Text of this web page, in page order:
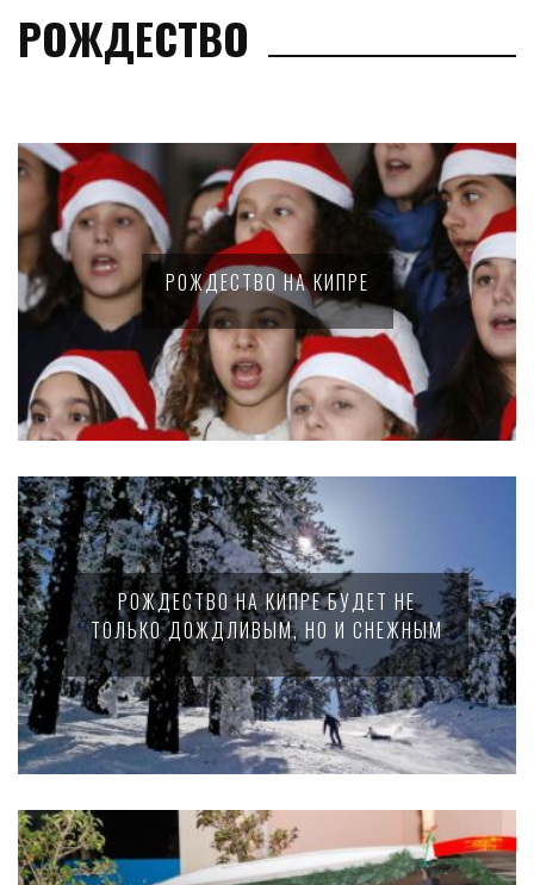
РОЖДЕСТВО
РОЖДЕСТВО НА КИПРЕ
РОЖДЕСТВО НА КИПРЕ БУДЕТ НЕ
ТОЛЬКО ДОЖДЛИВЫМ, НО И СНЕЖНЫМ